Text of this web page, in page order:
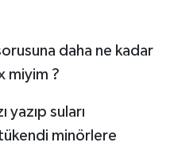
daha ne kadar
miyim ?
yazıp suları
minörlere